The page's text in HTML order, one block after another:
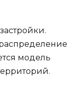
модель